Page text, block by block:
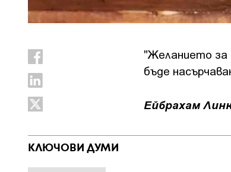
"Желанието за
бъде
Ейбрахам
КЛЮЧОВИ ДУМИ